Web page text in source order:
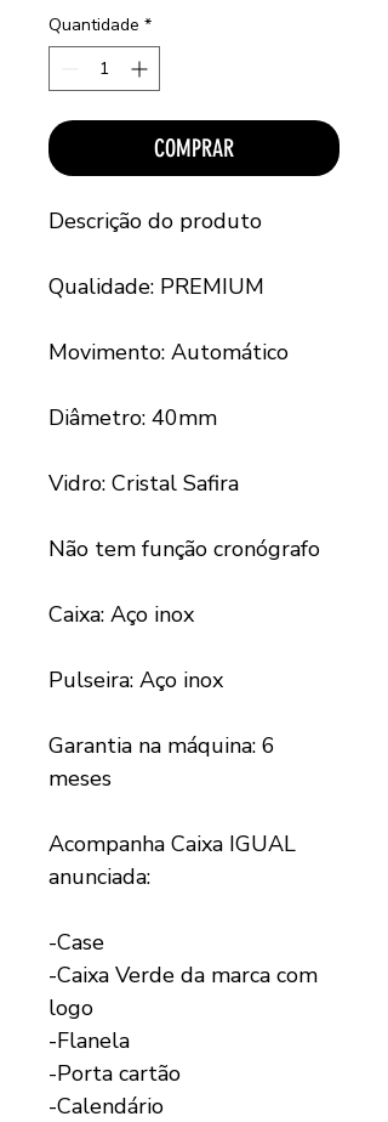
Quantidade *
COMPRAR
Descrição do produto
Qualidade: PREMIUM
Movimento: Automático
Diâmetro: 40mm
Vidro: Cristal Safira
Não tem função cronógrafo
Caixa: Aço inox
Pulseira: Aço inox
Garantia na máquina: 6
meses
Acompanha Caixa IGUAL
anunciada:
-Case
-Caixa Verde da marca com
logo
-Flanela
-Porta cartão
-Calendário